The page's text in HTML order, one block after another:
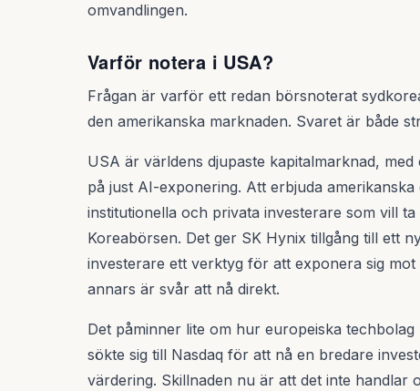
omvandlingen.
Varför notera i USA?
Frågan är varför ett redan börsnoterat
den amerikanska marknaden. Svaret är både
USA är världens djupaste kapitalmarknad,
på just AI-exponering. Att erbjuda
institutionella och privata investerare som vill
Koreabörsen. Det ger SK Hynix tillgång till ett
investerare ett verktyg för att exponera sig
annars är svår att nå direkt.
Det påminner lite om hur europeiska
sökte sig till Nasdaq för att nå en bredare
värdering. Skillnaden nu är att det inte handlar